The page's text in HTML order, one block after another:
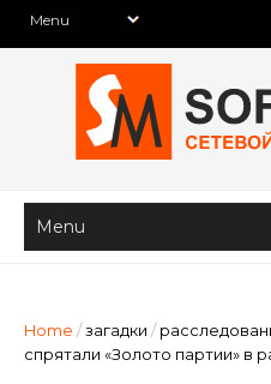
Home /загадки /
спрятали «Золото партии» в